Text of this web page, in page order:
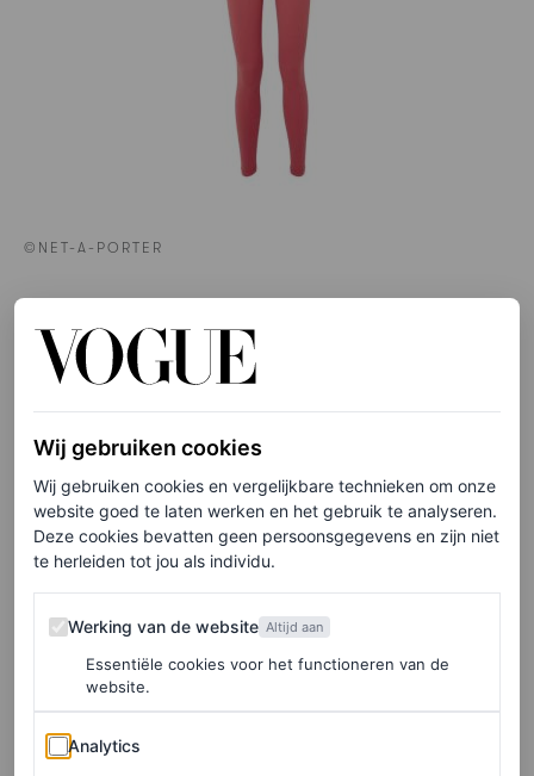
©NET-A-PORTER
ON
Wij gebruiken cookies
Wij gebruiken cookies en vergelijkbare technieken om onze
website goed te laten werken en het gebruik te analyseren.
Deze cookies bevatten geen persoonsgegevens en zijn niet
te herleiden tot jou als individu.
Werking van de website
Werking van de website Altijd aan
Essentiële cookies voor het functioneren van de
website.
Analytics
Analytics